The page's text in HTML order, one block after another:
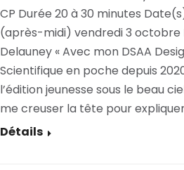
CP Durée 20 à 30 minutes
(après-midi) vendredi 3 octobre
Delauney « Avec mon DSAA
Scientifique en poche depuis
l’édition jeunesse sous le beau
me creuser la tête pour
Détails